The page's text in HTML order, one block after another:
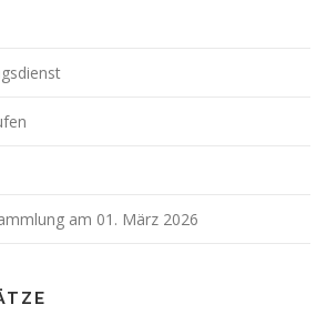
am 01. März 2026